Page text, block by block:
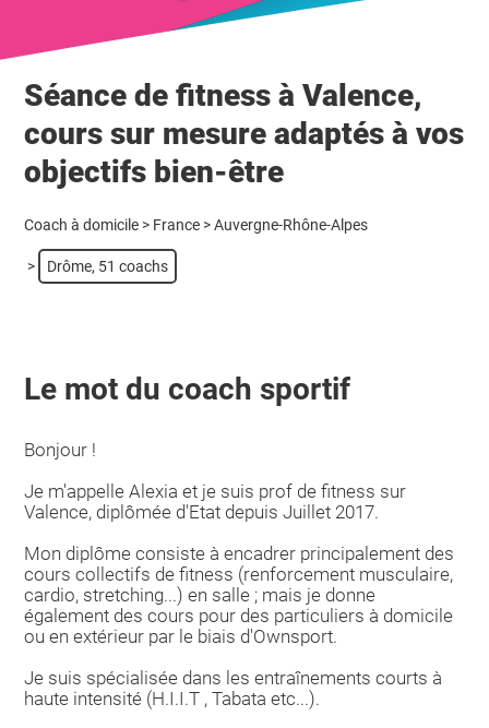
Séance de fitness à Valence,
cours sur mesure adaptés à vos
objectifs bien-être
Coach à domicile > France > Auvergne-Rhône-Alpes
> Drôme, 51 coachs
Le mot du coach sportif
Bonjour !
Je m'appelle Alexia et je suis prof de fitness sur
Valence, diplômée d'Etat depuis Juillet 2017.
Mon diplôme consiste à encadrer principalement des
cours collectifs de fitness (renforcement musculaire,
cardio, stretching...) en salle ; mais je donne
également des cours pour des particuliers à domicile
ou en extérieur par le biais d'Ownsport.
Je suis spécialisée dans les entraînements courts à
haute intensité (H.I.I.T , Tabata etc...).